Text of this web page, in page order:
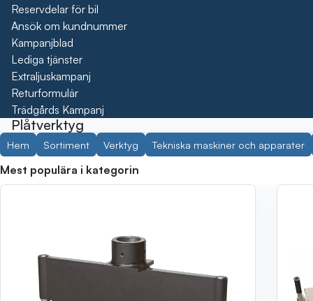
Reservdelar för bil
Ansök om kundnummer
Kampanjblad
Lediga tjänster
Extraljuskampanj
Returformulär
Trädgårds Kampanj
Plåtverktyg
Hem Sortiment Verktyg Tekniska maskiner och apparater
Mest populära i kategorin